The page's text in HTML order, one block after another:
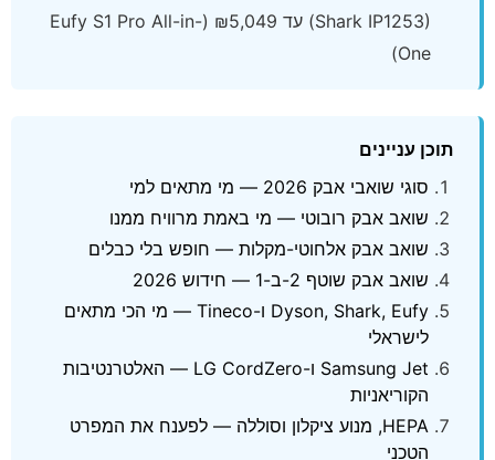
(Shark IP1253) עד ₪5,049 (Eufy S1 Pro All-in-
One)
תוכן עניינים
סוגי שואבי אבק 2026 — מי מתאים למי
שואב אבק רובוטי — מי באמת מרוויח ממנו
שואב אבק אלחוטי-מקלות — חופש בלי כבלים
שואב אבק שוטף 2-ב-1 — חידוש 2026
Dyson, Shark, Eufy ו-Tineco — מי הכי מתאים
לישראלי
Samsung Jet ו-LG CordZero — האלטרנטיבות
הקוריאניות
HEPA, מנוע ציקלון וסוללה — לפענח את המפרט
הטכני